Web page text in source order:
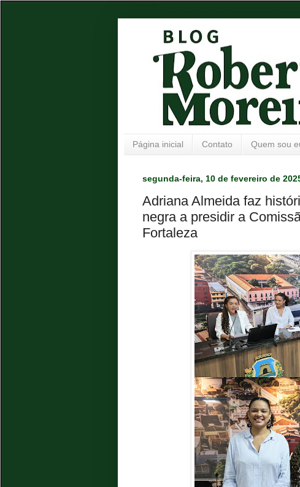
Página inicial Contato Quem sou
segunda-feira, 10 de fevereiro de
Adriana Almeida faz
negra a presidir a
Fortaleza